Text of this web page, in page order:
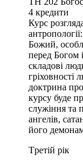
4 кредити
Курс
Божий,
перед Богом
складові
гріховності
доктрина
курсу буде
служіння та
ангелів,
його
Tретій рік